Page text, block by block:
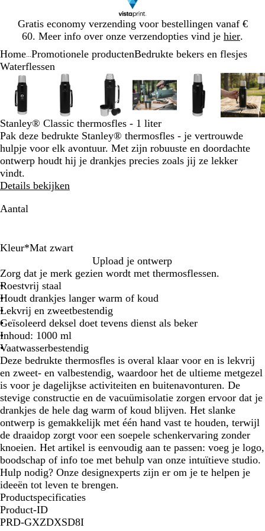
Gratis economy verzending voor bestellingen vanaf €
60. Meer info over onze verzendopties vind je hier.
1
Home Promotionele productenBedrukte bekers en flesjes
Waterflessen
Zoombare
afbeelding
Gezoomd
tot
minimum
Klik
om
uit
te
vouwen
Gebruik
plus-
en
mintoetsen
om
te
zoomen
en
pijltjestoetsen
om
te
zwenken
Zoombare
afbeelding
Gezoomd
tot
minimum
Klik
om
uit
te
vouwen
Gebruik
plus-
en
mintoetsen
om
te
zoomen
en
om
Zoombare
afbeelding
Gezoomd
tot
minimum
Klik
om
uit
te
vouwen
Gebruik
plus-
en
mintoetsen
om
te
zoomen
en
Zoombare
afbeelding
Gezoomd
tot
minimum
Klik
om
uit
vouwen
Gebruik
plus-
en
mintoetsen
om
te
zoomen
en
Zoombare
afbeelding
Gezoomd
tot
minimum
Klik
om
uit
te
Gebruik
plus-
en
mintoetsen
te
zoomen
en
tot
Klik
om
uit
te
plus-
en
te
Stanley® Classic thermosfles - 1 liter
Pak deze bedrukte Stanley® thermosfles - je vertrouwde
hulpje voor elk avontuur. Met zijn robuuste en doordachte
ontwerp houdt hij je drankjes precies zoals jij ze lekker
vindt.
Details bekijken
Aantal
Kleur*Mat zwart
a
t
z
w
a
r
t
o
s
g
r
o
e
n
Upload je ontwerp
Zorg dat je merk gezien wordt met thermosflessen.
Roestvrij staal
Houdt drankjes langer warm of koud
Lekvrij en zweetbestendig
Geïsoleerd deksel doet tevens dienst als beker
Inhoud: 1000 ml
Vaatwasserbestendig
Deze bedrukte thermosfles is overal klaar voor en is lekvrij
en zweet- en valbestendig, waardoor het de ultieme metgezel
is voor je dagelijkse activiteiten en buitenavonturen. De
stevige constructie en de vacuümisolatie zorgen ervoor dat je
drankjes de hele dag warm of koud blijven. Het slanke
ontwerp is gemakkelijk met één hand vast te houden, terwijl
de draaidop zorgt voor een soepele schenkervaring zonder
knoeien. Het artikel is eenvoudig aan te passen: voeg je logo,
boodschap of info toe met behulp van onze intuïtieve studio.
Hulp nodig? Onze designexperts zijn er om je te helpen je
ideeën tot leven te brengen.
Productspecificaties
Product-ID
PRD-GXZDXSD8I